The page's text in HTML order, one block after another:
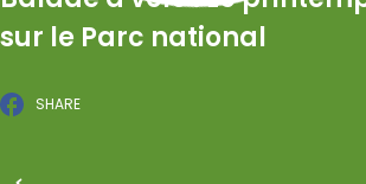
sur le Parc national
SHARE
Facebook